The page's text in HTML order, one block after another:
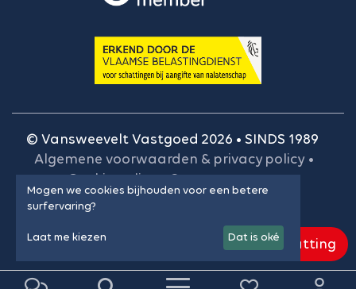
© Vansweevelt Vastgoed 2026 • SINDS 1989
Algemene voorwaarden & privacy policy •
Cookie policy • Onze gegevens •
BIV-plichtenleer • Cookie instellingen
Gratis schatting
Mogen we cookies bijhouden voor een betere
surfervaring?
Laat me kiezen Dat is oké